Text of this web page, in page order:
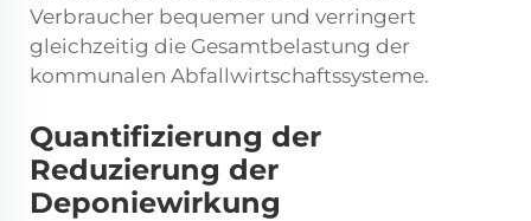
Verbraucher bequemer und verringert
gleichzeitig die Gesamtbelastung der
kommunalen Abfallwirtschaftssysteme.
Quantifizierung der
Reduzierung der
Deponiewirkung